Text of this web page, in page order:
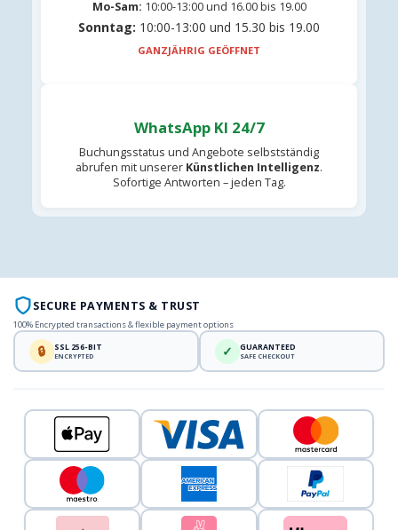
Mo-Sam: 10:00-13:00 und 16.00 bis 19.00
Sonntag: 10:00-13:00 und 15.30 bis 19.00
GANZJÄHRIG GEÖFFNET
WhatsApp KI 24/7
Buchungsstatus und Angebote selbstständig
abrufen mit unserer Künstlichen Intelligenz.
Sofortige Antworten – jeden Tag.
SECURE PAYMENTS & TRUST
100% Encrypted transactions & flexible payment options
🔒 SSL 256-BIT
ENCRYPTED ✓ GUARANTEED
SAFE CHECKOUT